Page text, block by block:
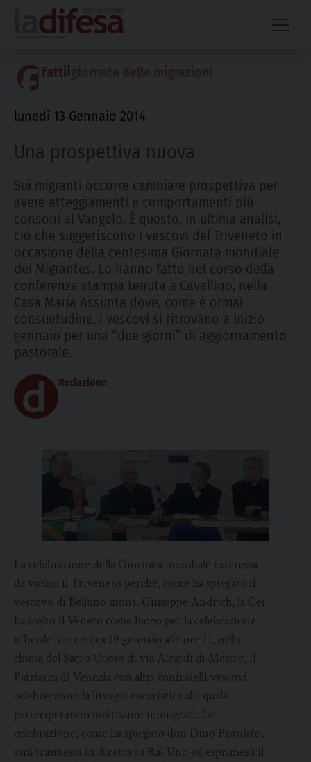
content
fatti
lunedì 13 Gennaio 2014
Una prospettiva nuova
Sui migranti occorre cambiare prospettiva per
avere atteggiamenti e comportamenti più
consoni al Vangelo. È questo, in ultima analisi,
ciò che suggeriscono i vescovi del Triveneto in
occasione della centesima Giornata mondiale
dei Migrantes. Lo hanno fatto nel corso della
conferenza stampa tenuta a Cavallino, nella
Casa Maria Assunta dove, come è ormai
consuetudine, i vescovi si ritrovano a inizio
gennaio per una “due giorni” di aggiornamento
pastorale.
Redazione
La celebrazione della Giornata mondiale interessa
da vicino il Triveneto perché, come ha spiegato il
vescovo di Belluno mons. Giuseppe Andrich, la Cei
ha scelto il Veneto come luogo per la celebrazione
ufficiale: domenica 19 gennaio alle ore 11, nella
chiesa del Sacro Cuore di via Aleardi di Mestre, il
Patriarca di Venezia con altri confratelli vescovi
celebreranno la liturgia eucaristica alla quale
parteciperanno moltissimi immigrati. La
celebrazione, come ha spiegato don Dino Pistolato,
sarà trasmessa in diretta su Rai Uno ed esprimerà il